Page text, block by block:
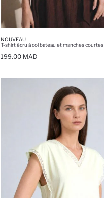
NOUVEAU
T-shirt écru à col bateau et manches courtes
199.00 MAD